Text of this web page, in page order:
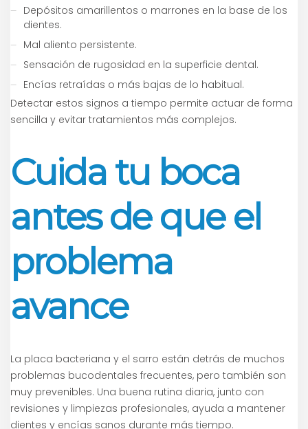
Depósitos amarillentos o marrones en la base de los
dientes.
Mal aliento persistente.
Sensación de rugosidad en la superficie dental.
Encías retraídas o más bajas de lo habitual.
Detectar estos signos a tiempo permite actuar de forma
sencilla y evitar tratamientos más complejos.
Cuida tu boca
antes de que el
problema
avance
La placa bacteriana y el sarro están detrás de muchos
problemas bucodentales frecuentes, pero también son
muy prevenibles. Una buena rutina diaria, junto con
revisiones y limpiezas profesionales, ayuda a mantener
dientes y encías sanos durante más tiempo.